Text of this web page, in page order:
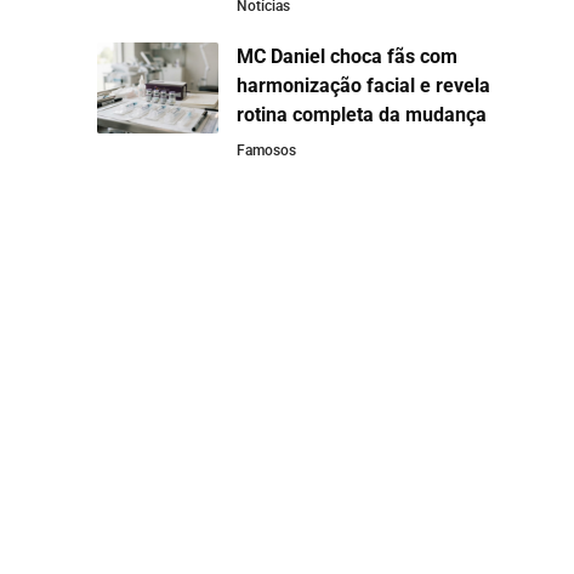
Notícias
MC Daniel choca fãs com
harmonização facial e revela
rotina completa da mudança
Famosos